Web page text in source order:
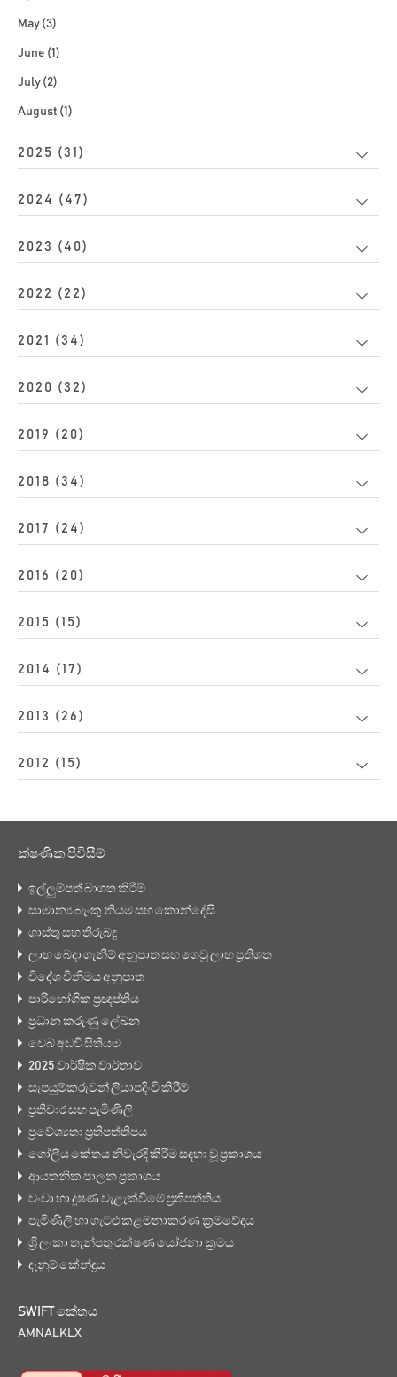
May (3)
June (1)
July (2)
August (1)
2025 (31)
2024 (47)
2023 (40)
2022 (22)
2021 (34)
2020 (32)
2019 (20)
2018 (34)
2017 (24)
2016 (20)
2015 (15)
2014 (17)
2013 (26)
2012 (15)
ක්ෂණික පිවිසීම්
ඉල්ලුම්පත් බාගත කිරීම්
සාමාන්‍ය බැංකු නියම සහ කොන්දේසි
ගාස්තු සහ තීරුබදු
ලාභ බෙදා ගැනීම් අනුපාත සහ ගෙවූ ලාභ ප්‍රතිශත
විදේශ විනිමය අනුපාත
පාරිභෝගික ප්‍රඥප්තිය
ප්‍රධාන කරුණු ලේඛන
වෙබ් අඩවි සිතියම
2025 වාර්ෂික වාර්තාව
සැපයුම්කරුවන් ලියාපදිංචි කිරීම්
ප්‍රතිචාර සහ පැමිණිලි
ප්‍රවේශ්‍යතා ප්‍රතිපත්තිපය
ගෝලීය කේතය නිවැරදි කිරීම සඳහා වූ ප්‍රකාශය
ආයතනික පාලන ප්‍රකාශය
වංචා හා දූෂණ වැළැක්වීමේ ප්‍රතිපත්තිය
පැමිණිලි හා ගැටළු කළමනාකරණ ක්‍රමවේදය
ශ්‍රී ලංකා තැන්පතු රක්ෂණ යෝජනා ක්‍රමය
දැනුම් කේන්ද්‍රය
SWIFT කේතය
AMNALKLX